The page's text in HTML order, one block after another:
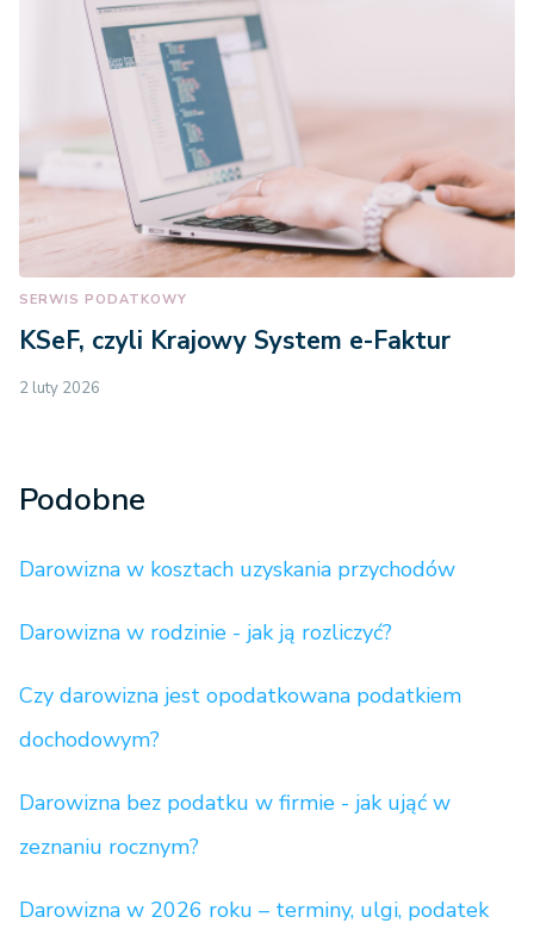
SERWIS PODATKOWY
KSeF, czyli Krajowy System e-Faktur
2 luty 2026
Podobne
Darowizna w kosztach uzyskania przychodów
Darowizna w rodzinie - jak ją rozliczyć?
Czy darowizna jest opodatkowana podatkiem
dochodowym?
Darowizna bez podatku w firmie - jak ująć w
zeznaniu rocznym?
Darowizna w 2026 roku – terminy, ulgi, podatek